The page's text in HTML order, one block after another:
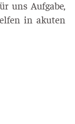
uns Aufgabe,
in akuten